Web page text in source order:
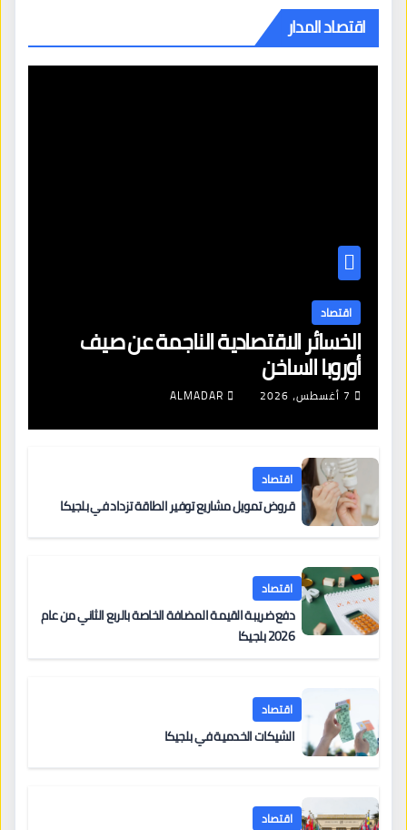
اقتصاد المدار
اقتصاد
الخسائر الاقتصادية الناجمة عن صيف
أوروبا الساخن
7 أغسطس، 2026 ALMADAR
اقتصاد
قروض تمويل مشاريع توفير الطاقة تزداد في بلجيكا
اقتصاد
دفع ضريبة القيمة المضافة الخاصة بالربع الثاني من عام
2026 بلجيكا
اقتصاد
الشيكات الخدمية في بلجيكا
اقتصاد